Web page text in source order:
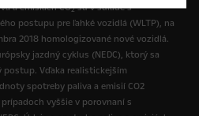
a emisiách CO2sú v súlade s
postupu pre ľahké vozidlá (WLTP), na
2018 homologizované nové vozidlá.
jazdný cyklus (NEDC), ktorý sa
Vďaka realistickejším
spotreby paliva a emisií CO2
vyššie v porovnaní s